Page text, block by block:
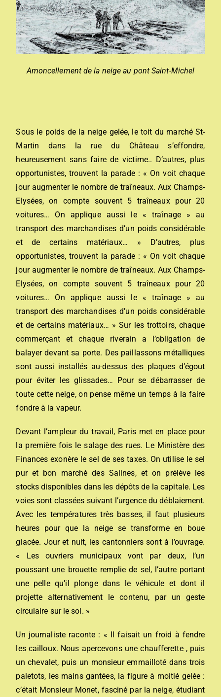
Amoncellement de la neige au pont Saint-Michel
Sous le poids de la neige gelée, le toit du marché St-
Martin dans la rue du Château s’effondre,
heureusement sans faire de victime.. D’autres, plus
opportunistes, trouvent la parade : « On voit chaque
jour augmenter le nombre de traîneaux. Aux Champs-
Elysées, on compte souvent 5 traîneaux pour 20
voitures… On applique aussi le « traînage » au
transport des marchandises d’un poids considérable
et de certains matériaux… » D’autres, plus
opportunistes, trouvent la parade : « On voit chaque
jour augmenter le nombre de traîneaux. Aux Champs-
Elysées, on compte souvent 5 traîneaux pour 20
voitures… On applique aussi le « traînage » au
transport des marchandises d’un poids considérable
et de certains matériaux… » Sur les trottoirs, chaque
commerçant et chaque riverain a l’obligation de
balayer devant sa porte. Des paillassons métalliques
sont aussi installés au-dessus des plaques d’égout
pour éviter les glissades… Pour se débarrasser de
toute cette neige, on pense même un temps à la faire
fondre à la vapeur.
Devant l’ampleur du travail, Paris met en place pour
la première fois le salage des rues. Le Ministère des
Finances exonère le sel de ses taxes. On utilise le sel
pur et bon marché des Salines, et on prélève les
stocks disponibles dans les dépôts de la capitale. Les
voies sont classées suivant l’urgence du déblaiement.
Avec les températures très basses, il faut plusieurs
heures pour que la neige se transforme en boue
glacée. Jour et nuit, les cantonniers sont à l’ouvrage.
« Les ouvriers municipaux vont par deux, l’un
poussant une brouette remplie de sel, l’autre portant
une pelle qu’il plonge dans le véhicule et dont il
projette alternativement le contenu, par un geste
circulaire sur le sol. »
Un journaliste raconte : « Il faisait un froid à fendre
les cailloux. Nous apercevons une chaufferette , puis
un chevalet, puis un monsieur emmailloté dans trois
paletots, les mains gantées, la figure à moitié gelée :
c’était Monsieur Monet, fasciné par la neige, étudiant